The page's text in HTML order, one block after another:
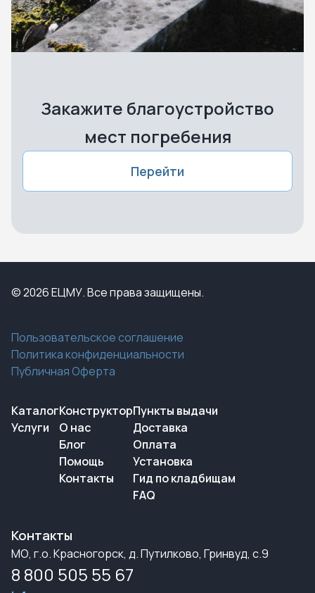
Закажите благоустройство
мест погребения
Перейти
© 2026 ЕЦМУ. Все права защищены.
Пользовательское соглашение
Политика конфиденциальности
Публичная Оферта
Каталог
Услуги
Конструктор
О нас
Блог
Помощь
Контакты
Пункты выдачи
Доставка
Оплата
Установка
Гид по кладбищам
FAQ
Контакты
МО, г.о. Красногорск, д. Путилково, Гринвуд, с.9
8 800 505 55 67